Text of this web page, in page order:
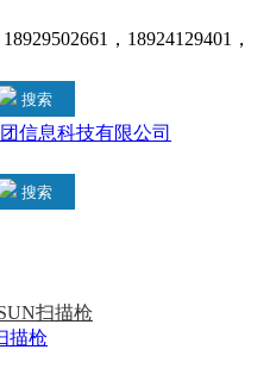
，18929502661，18924129401，
搜索
搜索
扫描枪
描枪